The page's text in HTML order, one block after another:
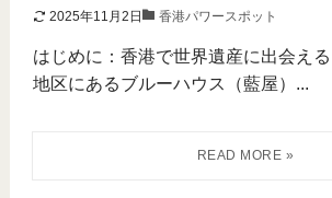
2025年11月2日 香港パワースポット
はじめに：香港で世界遺産に出会え
地区にあるブルーハウス（藍屋）...